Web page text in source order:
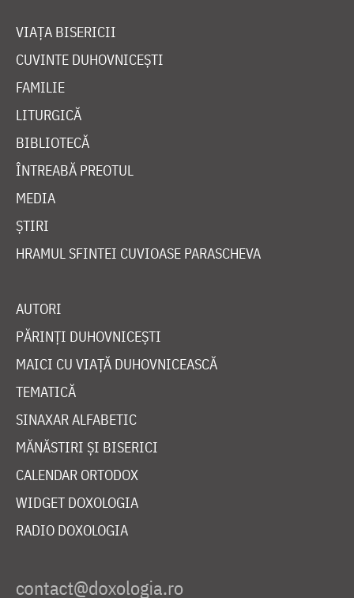
VIAȚA BISERICII
CUVINTE DUHOVNICEȘTI
FAMILIE
LITURGICĂ
BIBLIOTECĂ
ÎNTREABĂ PREOTUL
MEDIA
ȘTIRI
HRAMUL SFINTEI CUVIOASE PARASCHEVA
AUTORI
PĂRINȚI DUHOVNICEȘTI
MAICI CU VIAȚĂ DUHOVNICEASCĂ
TEMATICĂ
SINAXAR ALFABETIC
MĂNĂSTIRI ȘI BISERICI
CALENDAR ORTODOX
WIDGET DOXOLOGIA
RADIO DOXOLOGIA